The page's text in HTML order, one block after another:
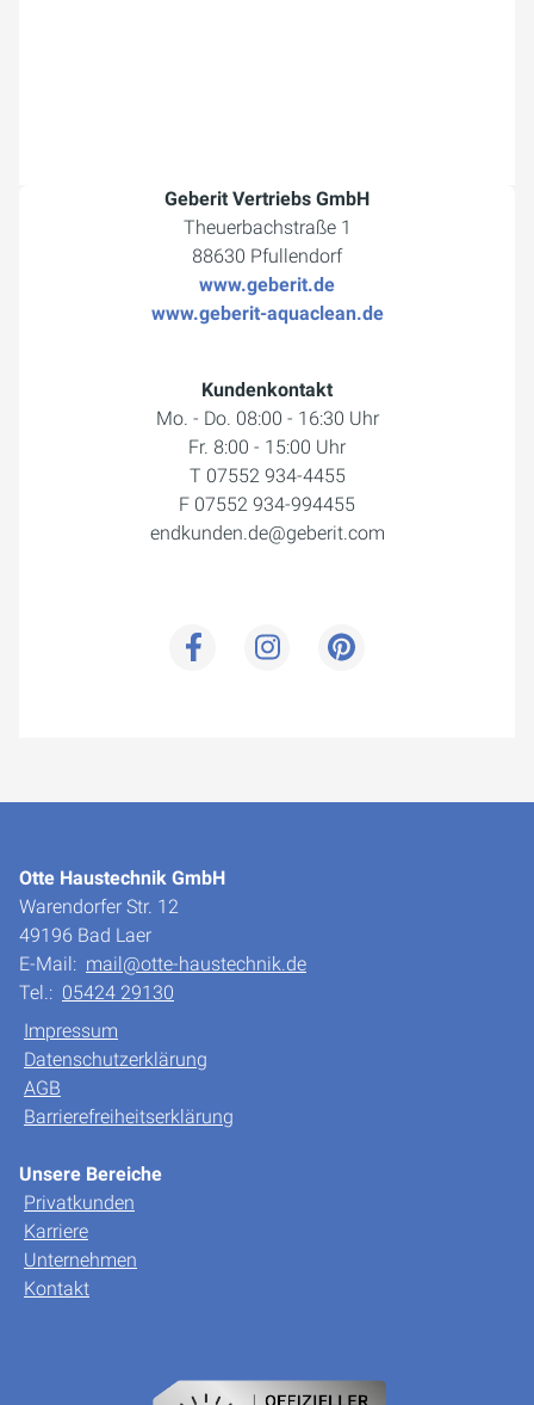
Geberit Vertriebs GmbH
Theuerbachstraße 1
88630 Pfullendorf
www.geberit.de
www.geberit-aquaclean.de
Kundenkontakt
Mo. - Do. 08:00 - 16:30 Uhr
Fr. 8:00 - 15:00 Uhr
T 07552 934-4455
F 07552 934-994455
endkunden.de@geberit.com
Otte Haustechnik GmbH
Warendorfer Str. 12
49196 Bad Laer
E-Mail: mail@otte-haustechnik.de
Tel.: 05424 29130
Impressum
Datenschutzerklärung
AGB
Barrierefreiheitserklärung
Unsere Bereiche
Privatkunden
Karriere
Unternehmen
Kontakt